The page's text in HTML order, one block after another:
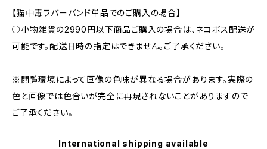
【猫中毒ラバーバンド単品でのご購入の場合】
○小物雑貨の2990円以下商品ご購入の場合は、ネコポス配送が
可能です。配送日時の指定はできません。ご了承ください。
※閲覧環境によって画像の色味が異なる場合があります。実際の
色と画像では色合いが完全に再現されないことがありますので
ご了承ください。
International shipping available